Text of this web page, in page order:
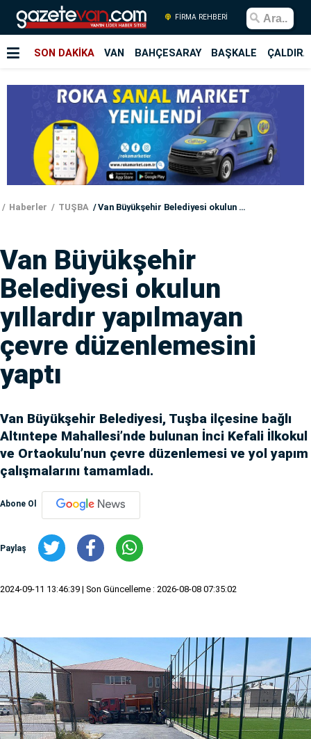
FİRMA REHBERİ
SON DAKİKA VAN BAHÇESARAY BAŞKALE
Haberler TUŞBA Van Büyükşehir Belediyesi okulun yıllardır yapılmayan çevre düzenlemesini yaptı
Van Büyükşehir
Belediyesi okulun
yıllardır yapılmayan
çevre düzenlemesini
yaptı
Van Büyükşehir Belediyesi, Tuşba ilçesine bağlı
Altıntepe Mahallesi’nde bulunan İnci Kefali İlkokul
ve Ortaokulu’nun çevre düzenlemesi ve yol yapım
çalışmalarını tamamladı.
Abone Ol
Paylaş
2024-09-11 13:46:39 | Son Güncelleme : 2026-08-08 07:35:02